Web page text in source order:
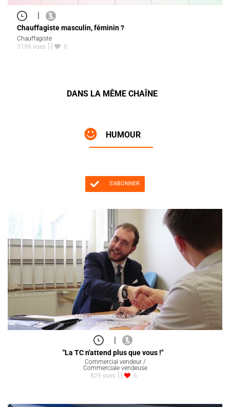
|
Chauffagiste masculin, féminin ?
Chauffagiste
3198 vues
0
DANS LA MÊME CHAÎNE
HUMOUR
S'ABONNER
|
"La TC n'attend plus que vous !"
Commercial vendeur /
Commerciale vendeuse
829 vues
6